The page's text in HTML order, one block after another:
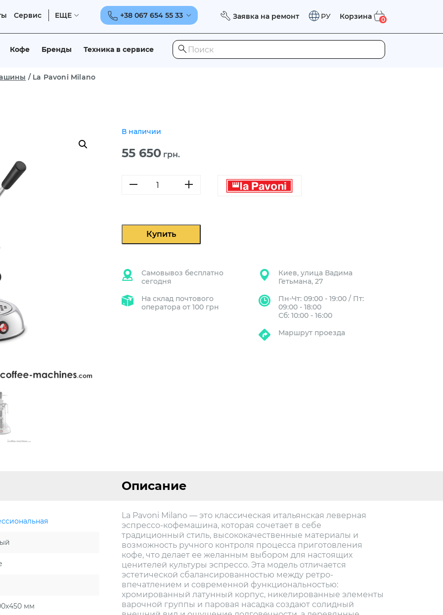
Сервис ЕЩЕ +38 067 654 55 33 Заявка на ремонт РУ Корзина 0
Кофе Бренды Техника в сервисе
/ La Pavoni Milano
В наличии
55 650 грн.
Купить
Самовывоз бесплатно
сегодня
На склад почтового
оператора от 100 грн
Киев, улица Вадима
Гетьмана, 27
Пн-Чт: 09:00 - 19:00 / Пт:
09:00 - 18:00
Сб: 10:00 - 16:00
Маршрут проезда
Описание
La Pavoni Milano — это классическая итальянская леверная
эспрессо-кофемашина, которая сочетает в себе
традиционный стиль, высококачественные материалы и
возможность ручного контроля процесса приготовления
кофе, что делает ее желанным выбором для настоящих
ценителей культуры эспрессо. Эта модель отличается
эстетической сбалансированностью между ретро-
впечатлением и современной функциональностью:
хромированный латунный корпус, никелированные элементы
варочной группы и паровая насадка создают солидный
мм